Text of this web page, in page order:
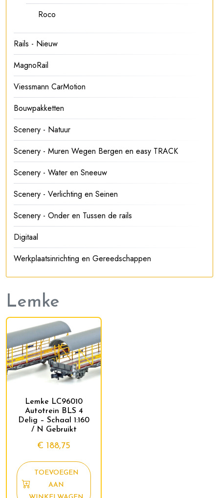
Lemke
Lemke LC96010
Autotrein BLS 4
Delig – Schaal 1:160
/ N Gebruikt
€ 188,75
TOEVOEGEN
AAN
Roco
Rails - Nieuw
MagnoRail
Viessmann CarMotion
Bouwpakketten
Scenery - Natuur
Scenery - Muren Wegen Bergen en easy TRACK
Scenery - Water en Sneeuw
Scenery - Verlichting en Seinen
Scenery - Onder en Tussen de rails
Digitaal
Werkplaatsinrichting en Gereedschappen